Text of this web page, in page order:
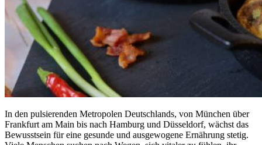
In den pulsierenden Metropolen Deutschlands, von München über
Frankfurt am Main bis nach Hamburg und Düsseldorf, wächst das
Bewusstsein für eine gesunde und ausgewogene Ernährung stetig.